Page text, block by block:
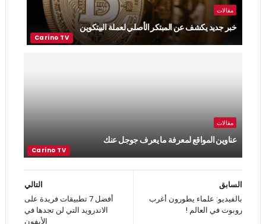
مقالات
خبر جديد يكشف عن المبتكر الأصلي لعملة البيتكوين
مقالات
عناوين المواقع لمعرفة ما يعرف جوجل عنك
التالي
أفضل 7 تطبيقات فريدة على
الاندرويد التي لن تجدها في
الأيفون
السابق
بالفيديو: علماء يطورون أغرب
روبوت في العالم !